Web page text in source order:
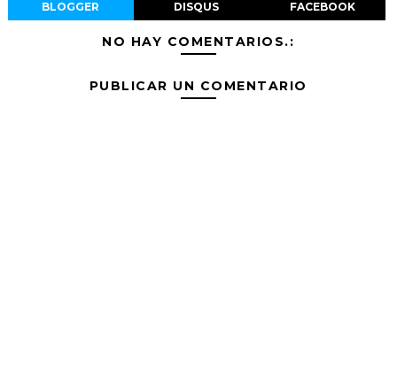
BLOGGER DISQUS FACEBOOK
NO HAY COMENTARIOS.:
PUBLICAR UN COMENTARIO